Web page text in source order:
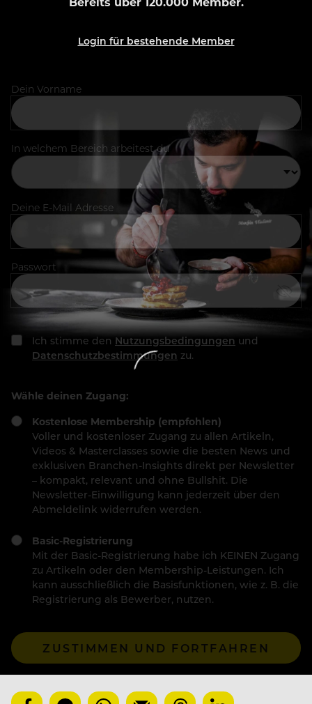
Login für bestehende Member
Dein Vorname
In welchem Bereich arbeitest du
Deine E-Mail Adresse
Passwort
Ich stimme den Nutzungsbedingungen und
Datenschutzbestimmungen zu.
Wähle deinen Zugang:
Kostenlose Membership (empfohlen)
Voller und kostenloser Zugang zu allen Artikeln,
Videos & Masterclasses sowie die besten News und
exklusiven Branchen-Insights direkt per Newsletter
– kompakt, relevant und ohne Bullshit. Die
Newsletter-Einwilligung kann jederzeit über den
Abmeldelink widerrufen werden.
Basic-Registrierung
Mit der Basic-Registrierung habe ich KEINEN Zugang
zu Artikeln oder den Membership-Leistungen. Ich
kann ausschließlich die Basisfunktionen, wie z. B. die
Registrierung als Bewerber, nutzen.
ZUSTIMMEN UND FORTFAHREN